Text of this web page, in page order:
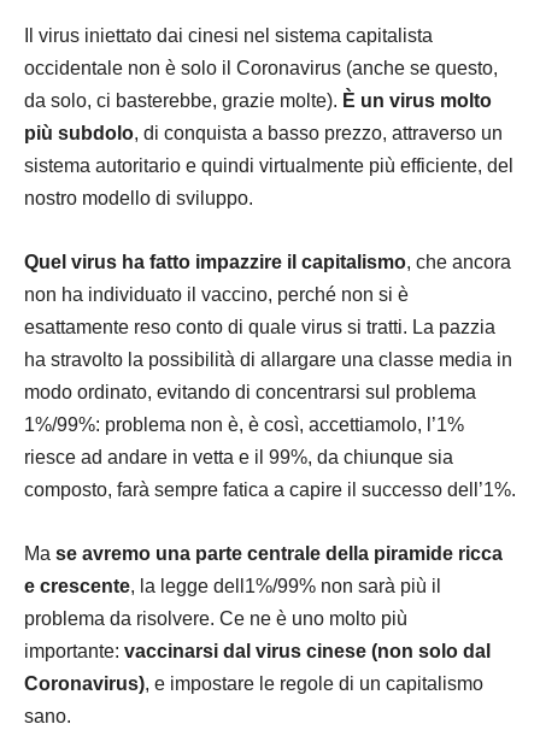
Il virus iniettato dai cinesi nel sistema capitalista
occidentale non è solo il Coronavirus (anche se questo,
da solo, ci basterebbe, grazie molte). È un virus molto
più subdolo, di conquista a basso prezzo, attraverso un
sistema autoritario e quindi virtualmente più efficiente, del
nostro modello di sviluppo.
Quel virus ha fatto impazzire il capitalismo, che ancora
non ha individuato il vaccino, perché non si è
esattamente reso conto di quale virus si tratti. La pazzia
ha stravolto la possibilità di allargare una classe media in
modo ordinato, evitando di concentrarsi sul problema
1%/99%: problema non è, è così, accettiamolo, l’1%
riesce ad andare in vetta e il 99%, da chiunque sia
composto, farà sempre fatica a capire il successo dell’1%.
Ma se avremo una parte centrale della piramide ricca
e crescente, la legge dell1%/99% non sarà più il
problema da risolvere. Ce ne è uno molto più
importante: vaccinarsi dal virus cinese (non solo dal
Coronavirus), e impostare le regole di un capitalismo
sano.